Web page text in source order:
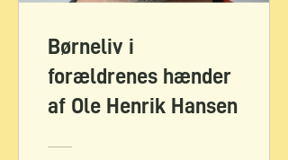
Børneliv i
forældrenes hænder
af Ole Henrik Hansen